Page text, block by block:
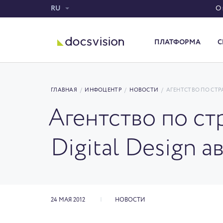
RU О
ПЛАТФОРМА
ГЛАВНАЯ / ИНФОЦЕНТР / НОВОСТИ / АГЕНТСТВО ПО
Агентство по
Digital Design
24 МАЯ 2012 НОВОСТИ